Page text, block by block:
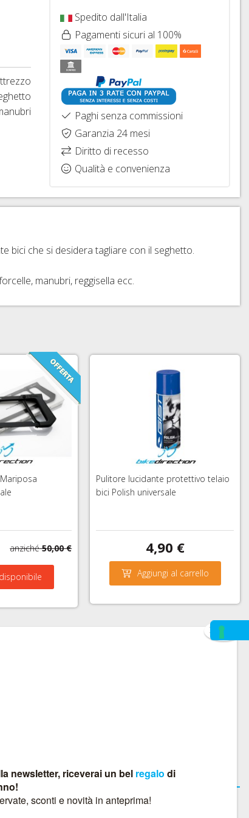
Spedito dall'Italia
Pagamenti sicuri al 100%
Paghi senza commissioni
Garanzia 24 mesi
Diritto di recesso
Qualità e convenienza
bici che si desidera tagliare con il seghetto.
manubri, reggisella ecc.
anziché 50,00 €
Pulitore lucidante protettivo telaio
bici Polish universale
4,90 €
Aggiungi al carrello
Contatti
BIKEDIRECTION S.A.S.